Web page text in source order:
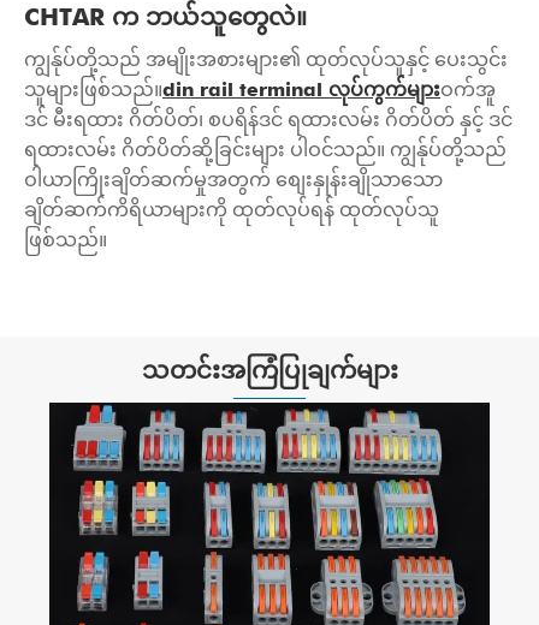
CHTAR က ဘယ်သူတွေလဲ။
ကျွန်ုပ်တို့သည် အမျိုးအစားများ၏ ထုတ်လုပ်သူနှင့် ပေးသွင်း
သူများဖြစ်သည်။din rail terminal လုပ်ကွက်များဝက်အူ
ဒင် မီးရထား ဂိတ်ပိတ်၊ စပရိန်ဒင် ရထားလမ်း ဂိတ်ပိတ် နှင့် ဒင်
ရထားလမ်း ဂိတ်ပိတ်ဆို့ခြင်းများ ပါဝင်သည်။ ကျွန်ုပ်တို့သည်
ဝါယာကြိုးချိတ်ဆက်မှုအတွက် စျေးနှုန်းချိုသာသော
ချိတ်ဆက်ကိရိယာများကို ထုတ်လုပ်ရန် ထုတ်လုပ်သူ
ဖြစ်သည်။
သတင်းအကြံပြုချက်များ
Din Rail Terminal ဆိုတာ ဘာလဲ
ပိုမိုကြည့်ရှုပါ။ >>